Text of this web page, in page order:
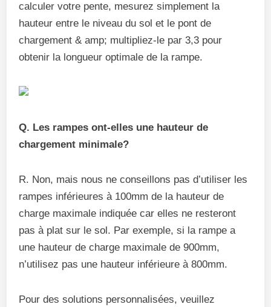
calculer votre pente, mesurez simplement la
hauteur entre le niveau du sol et le pont de
chargement & amp; multipliez-le par 3,3 pour
obtenir la longueur optimale de la rampe.
Q. Les rampes ont-elles une hauteur de
chargement minimale?
R. Non, mais nous ne conseillons pas d’utiliser les
rampes inférieures à 100mm de la hauteur de
charge maximale indiquée car elles ne resteront
pas à plat sur le sol. Par exemple, si la rampe a
une hauteur de charge maximale de 900mm,
n’utilisez pas une hauteur inférieure à 800mm.
Pour des solutions personnalisées, veuillez